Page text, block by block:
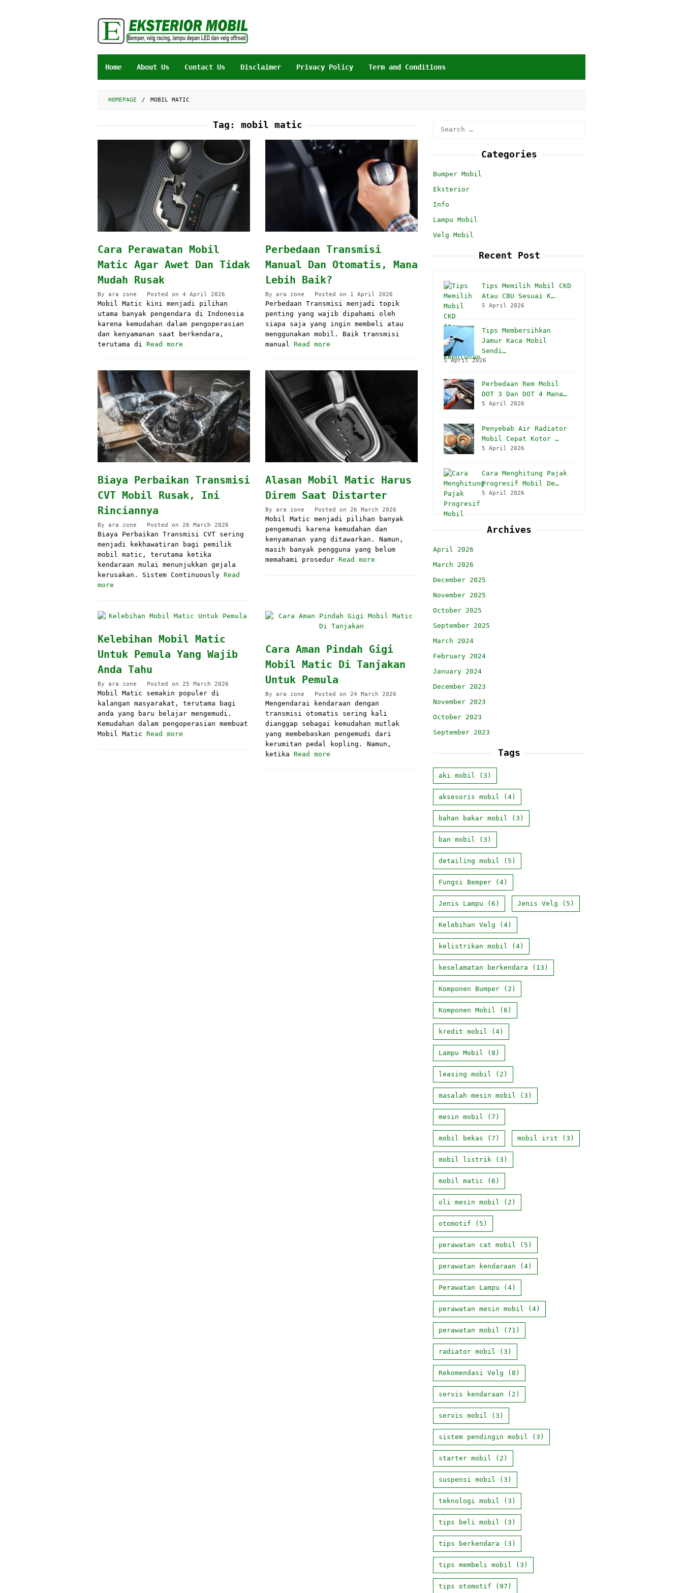
content
Home About Us Contact Us Disclaimer Privacy Policy Term and Conditions
HOMEPAGE / MOBIL MATIC
Tag: mobil matic
Cara Perawatan Mobil
Matic Agar Awet Dan Tidak
Mudah Rusak
By ara zone Posted on 4 April 2026
Mobil Matic kini menjadi pilihan
utama banyak pengendara di Indonesia
karena kemudahan dalam pengoperasian
dan kenyamanan saat berkendara,
terutama di Read more
Perbedaan Transmisi
Manual Dan Otomatis, Mana
Lebih Baik?
By ara zone Posted on 1 April 2026
Perbedaan Transmisi menjadi topik
penting yang wajib dipahami oleh
siapa saja yang ingin membeli atau
menggunakan mobil. Baik transmisi
manual Read more
Biaya Perbaikan Transmisi
CVT Mobil Rusak, Ini
Rinciannya
By ara zone Posted on 26 March 2026
Biaya Perbaikan Transmisi CVT sering
menjadi kekhawatiran bagi pemilik
mobil matic, terutama ketika
kendaraan mulai menunjukkan gejala
kerusakan. Sistem Continuously Read
more
Alasan Mobil Matic Harus
Direm Saat Distarter
By ara zone Posted on 26 March 2026
Mobil Matic menjadi pilihan banyak
pengemudi karena kemudahan dan
kenyamanan yang ditawarkan. Namun,
masih banyak pengguna yang belum
memahami prosedur Read more
Kelebihan Mobil Matic
Untuk Pemula Yang Wajib
Anda Tahu
By ara zone Posted on 25 March 2026
Mobil Matic semakin populer di
kalangan masyarakat, terutama bagi
anda yang baru belajar mengemudi.
Kemudahan dalam pengoperasian membuat
Mobil Matic Read more
Cara Aman Pindah Gigi
Mobil Matic Di Tanjakan
Untuk Pemula
By ara zone Posted on 24 March 2026
Mengendarai kendaraan dengan
transmisi otomatis sering kali
dianggap sebagai kemudahan mutlak
yang membebaskan pengemudi dari
kerumitan pedal kopling. Namun,
ketika Read more
Categories
Bumper Mobil
Eksterior
Info
Lampu Mobil
Velg Mobil
Recent Post
Tips Memilih Mobil CKD
Atau CBU Sesuai K…
5 April 2026
Tips Membersihkan
Jamur Kaca Mobil
Sendi…
5 April 2026
Perbedaan Rem Mobil
DOT 3 Dan DOT 4 Mana…
5 April 2026
Penyebab Air Radiator
Mobil Cepat Kotor …
5 April 2026
Cara Menghitung Pajak
Progresif Mobil De…
5 April 2026
Archives
April 2026
March 2026
December 2025
November 2025
October 2025
September 2025
March 2024
February 2024
January 2024
December 2023
November 2023
October 2023
September 2023
Tags
aki mobil (3)
aksesoris mobil (4)
bahan bakar mobil (3)
ban mobil (3)
detailing mobil (5)
Fungsi Bemper (4)
Jenis Lampu (6) Jenis Velg (5)
Kelebihan Velg (4)
kelistrikan mobil (4)
keselamatan berkendara (13)
Komponen Bumper (2)
Komponen Mobil (6)
kredit mobil (4)
Lampu Mobil (8)
leasing mobil (2)
masalah mesin mobil (3)
mesin mobil (7)
mobil bekas (7) mobil irit (3)
mobil listrik (3)
mobil matic (6)
oli mesin mobil (2)
otomotif (5)
perawatan cat mobil (5)
perawatan kendaraan (4)
Perawatan Lampu (4)
perawatan mesin mobil (4)
perawatan mobil (71)
radiator mobil (3)
Rekomendasi Velg (8)
servis kendaraan (2)
servis mobil (3)
sistem pendingin mobil (3)
starter mobil (2)
suspensi mobil (3)
teknologi mobil (3)
tips beli mobil (3)
tips berkendara (3)
tips membeli mobil (3)
tips otomotif (97)